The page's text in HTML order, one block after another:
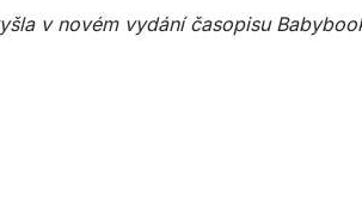
v novém vydání časopisu